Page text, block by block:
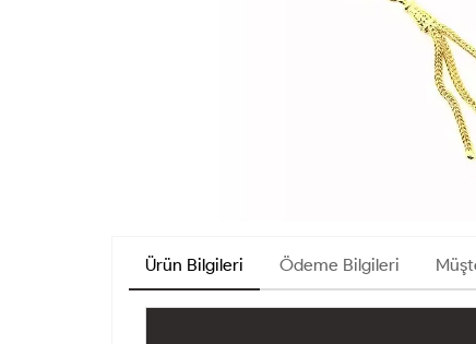
Ürün Bilgileri Ödeme Bilgileri